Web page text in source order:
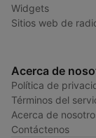
Widgets
Sitios web de
Acerca de
Política de
Términos del
Acerca de
Contáctenos